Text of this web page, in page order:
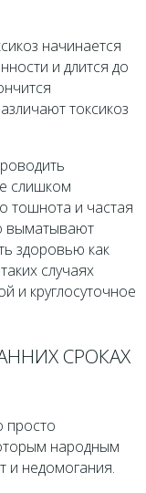
начинается
и длится до
токсикоз
слишком
тошнота и частая
выматывают
здоровью как
случаях
и круглосуточное
СРОКАХ
просто
народным
и недомогания.